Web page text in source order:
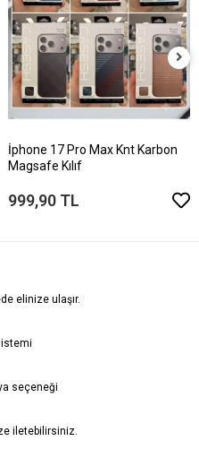
İphone 17 Pro Max Knt Karbon
Magsafe Kılıf
999,90 TL
elinize ulaşır.
seçeneği
iletebilirsiniz.